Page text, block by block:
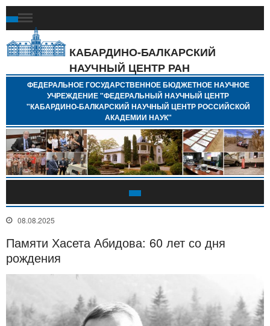
КАБАРДИНО-БАЛКАРСКИЙ
НАУЧНЫЙ ЦЕНТР РАН
ФЕДЕРАЛЬНОЕ ГОСУДАРСТВЕННОЕ БЮДЖЕТНОЕ НАУЧНОЕ
УЧРЕЖДЕНИЕ "ФЕДЕРАЛЬНЫЙ НАУЧНЫЙ ЦЕНТР
"КАБАРДИНО-БАЛКАРСКИЙ НАУЧНЫЙ ЦЕНТР РОССИЙСКОЙ
АКАДЕМИИ НАУК"
08.08.2025
Памяти Хасета Абидова: 60 лет со дня
рождения